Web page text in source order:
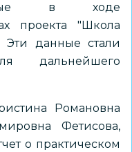
в ходе
проекта "Школа
данные стали
дальнейшего
Романовна
Фетисова,
о практическом